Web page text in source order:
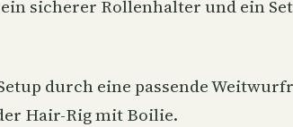
sicherer Rollenhalter und ein
durch eine passende
Hair-Rig mit Boilie.